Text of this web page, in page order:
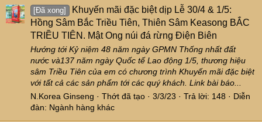
[Đã xong]
Khuyến mãi đặc biệt dịp Lễ 30/4 & 1/5:
Hồng Sâm Bắc Triều Tiên, Thiên Sâm Keasong BẮC
TRIỀU TIÊN. Mật Ong núi đá rừng Điện Biên
Hướng tới Kỷ niệm 48 năm ngày GPMN Thống nhất đất
nước và137 năm ngày Quốc tế Lao động 1/5, thương hiệu
sâm Triều Tiên của em có chương trình Khuyến mãi đặc biệt
với tất cả các sản phẩm tới các quý khách. Link bài báo...
N.Korea Ginseng
Thớt đã tạo 3/3/23 Trả lời: 148
Diễn
đàn: Ngành hàng khác